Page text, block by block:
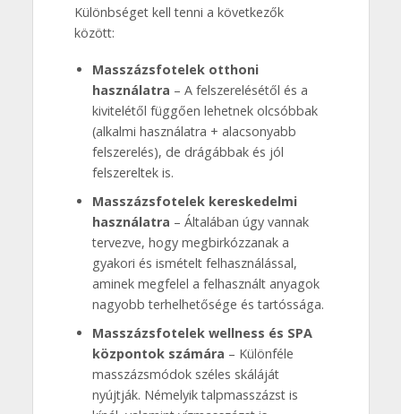
Különbséget kell tenni a következők
között:
Masszázsfotelek otthoni
használatra – A felszerelésétől és a
kivitelétől függően lehetnek olcsóbbak
(alkalmi használatra + alacsonyabb
felszerelés), de drágábbak és jól
felszereltek is.
Masszázsfotelek kereskedelmi
használatra – Általában úgy vannak
tervezve, hogy megbirkózzanak a
gyakori és ismételt felhasználással,
aminek megfelel a felhasznált anyagok
nagyobb terhelhetősége és tartóssága.
Masszázsfotelek wellness és SPA
központok számára – Különféle
masszázsmódok széles skáláját
nyújtják. Némelyik talpmasszázst is